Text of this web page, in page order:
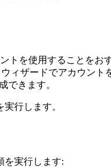
トを使用することを
ィザードでアカウント
できます。
行します。
を実行します: